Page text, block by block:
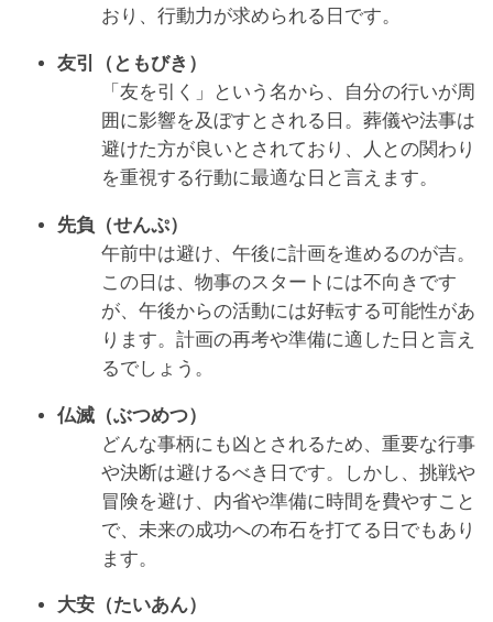
おり、行動力が求められる日です。
友引（ともびき）
「友を引く」という名から、自分の行いが周
囲に影響を及ぼすとされる日。葬儀や法事は
避けた方が良いとされており、人との関わり
を重視する行動に最適な日と言えます。
先負（せんぷ）
午前中は避け、午後に計画を進めるのが吉。
この日は、物事のスタートには不向きです
が、午後からの活動には好転する可能性があ
ります。計画の再考や準備に適した日と言え
るでしょう。
仏滅（ぶつめつ）
どんな事柄にも凶とされるため、重要な行事
や決断は避けるべき日です。しかし、挑戦や
冒険を避け、内省や準備に時間を費やすこと
で、未来の成功への布石を打てる日でもあり
ます。
大安（たいあん）